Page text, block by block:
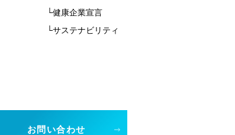
└健康企業宣言
└サステナビリティ
お問い合わせ